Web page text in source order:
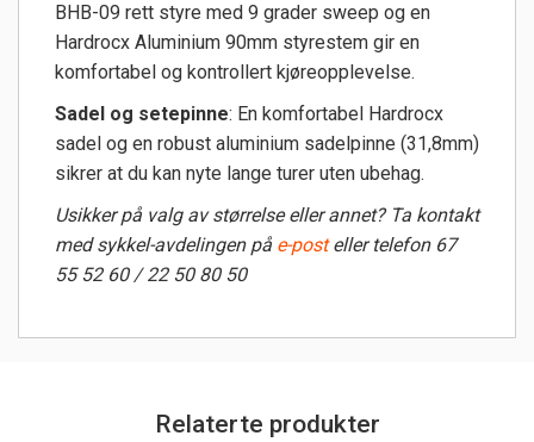
BHB-09 rett styre med 9 grader sweep og en
Hardrocx Aluminium 90mm styrestem gir en
komfortabel og kontrollert kjøreopplevelse.
Sadel og setepinne: En komfortabel Hardrocx
sadel og en robust aluminium sadelpinne (31,8mm)
sikrer at du kan nyte lange turer uten ubehag.
Usikker på valg av størrelse eller annet? Ta kontakt
med sykkel-avdelingen på e-posteller telefon 67
55 52 60 / 22 50 80 50
Relaterte produkter